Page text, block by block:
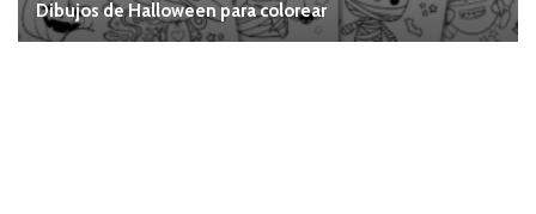
Dibujos de Halloween para colorear